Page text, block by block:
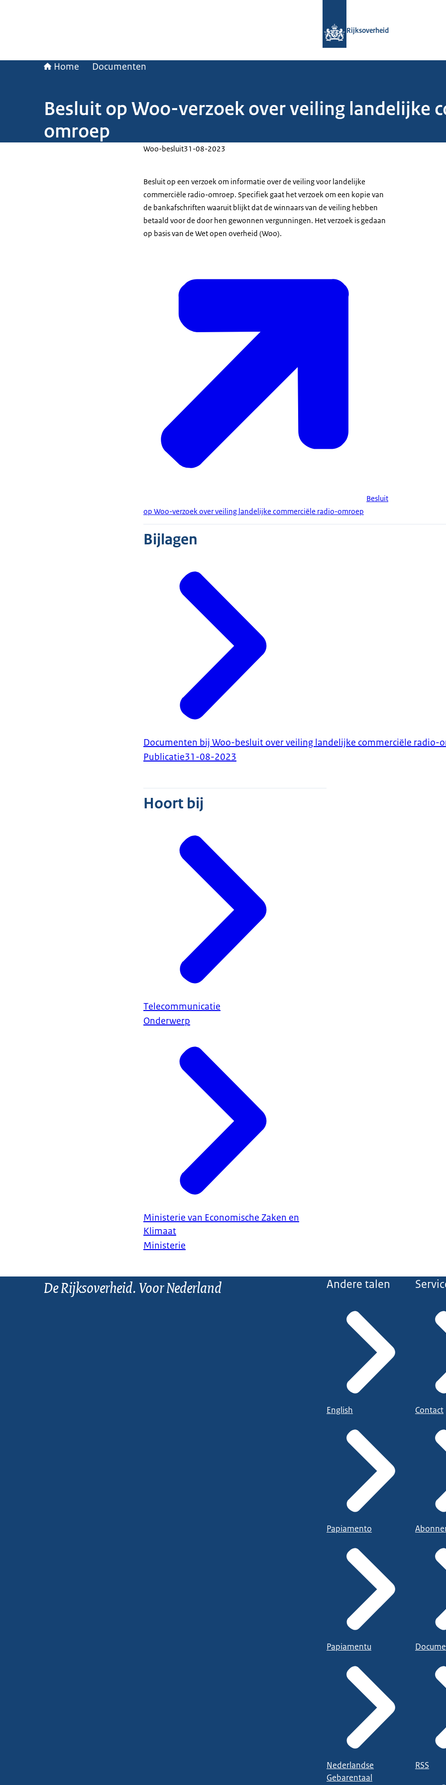
Rijksoverheid
Home Documenten
Besluit op Woo-verzoek over veiling landelijke
omroep
Woo-besluit31-08-2023
Besluit op een verzoek om informatie over de veiling voor landelijke
commerciële radio-omroep. Specifiek gaat het verzoek om een kopie van
de bankafschriften waaruit blijkt dat de winnaars van de veiling hebben
betaald voor de door hen gewonnen vergunningen. Het verzoek is gedaan
op basis van de Wet open overheid (Woo).
Besluit
op Woo-verzoek over veiling landelijke commerciële radio-omroep
Bijlagen
Documenten bij Woo-besluit over veiling landelijke commerciële radio-
Publicatie31-08-2023
Hoort bij
Telecommunicatie
Onderwerp
Ministerie van Economische Zaken en
Klimaat
Ministerie
De Rijksoverheid. Voor Nederland Andere talen
English
Papiamento
Papiamentu
Nederlandse
Gebarentaal
Contact
RSS